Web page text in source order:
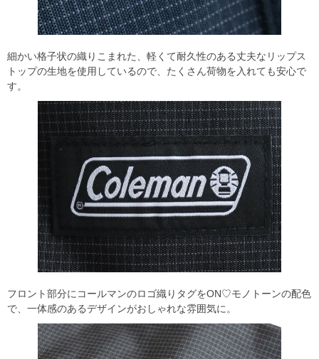
細かい格子状の織りこまれた、軽くて耐久性のある丈夫なリップス
トップの生地を使用しているので、たくさん荷物を入れても安心で
す。
フロント部分にコールマンのロゴ織りタグをON♡モノトーンの配色
で、一体感のあるデザインがおしゃれな雰囲気に。